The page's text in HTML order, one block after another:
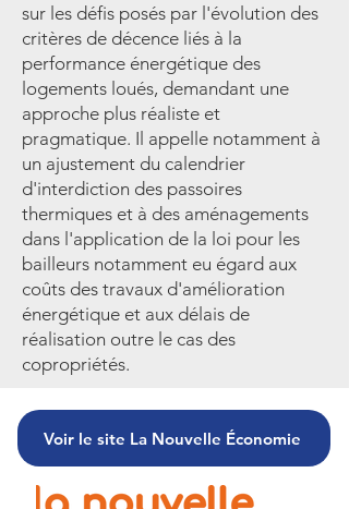
sur les défis posés par l'évolution des
critères de décence liés à la
performance énergétique des
logements loués, demandant une
approche plus réaliste et
pragmatique. Il appelle notamment à
un ajustement du calendrier
d'interdiction des passoires
thermiques et à des aménagements
dans l'application de la loi pour les
bailleurs notamment eu égard aux
coûts des travaux d'amélioration
énergétique et aux délais de
réalisation outre le cas des
copropriétés.
Voir le site La Nouvelle Économie